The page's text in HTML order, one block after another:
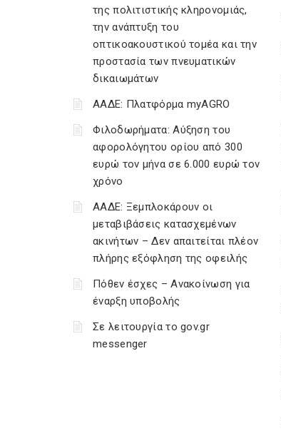
της πολιτιστικής κληρονομιάς,
την ανάπτυξη του
οπτικοακουστικού τομέα και την
προστασία των πνευματικών
δικαιωμάτων
ΑΑΔΕ: Πλατφόρμα myAGRO
Φιλοδωρήματα: Αύξηση του
αφορολόγητου ορίου από 300
ευρώ τον μήνα σε 6.000 ευρώ τον
χρόνο
ΑΑΔΕ: Ξεμπλοκάρουν οι
μεταβιβάσεις κατασχεμένων
ακινήτων – Δεν απαιτείται πλέον
πλήρης εξόφληση της οφειλής
Πόθεν έσχες – Ανακοίνωση για
έναρξη υποβολής
Σε λειτουργία το gov.gr
messenger